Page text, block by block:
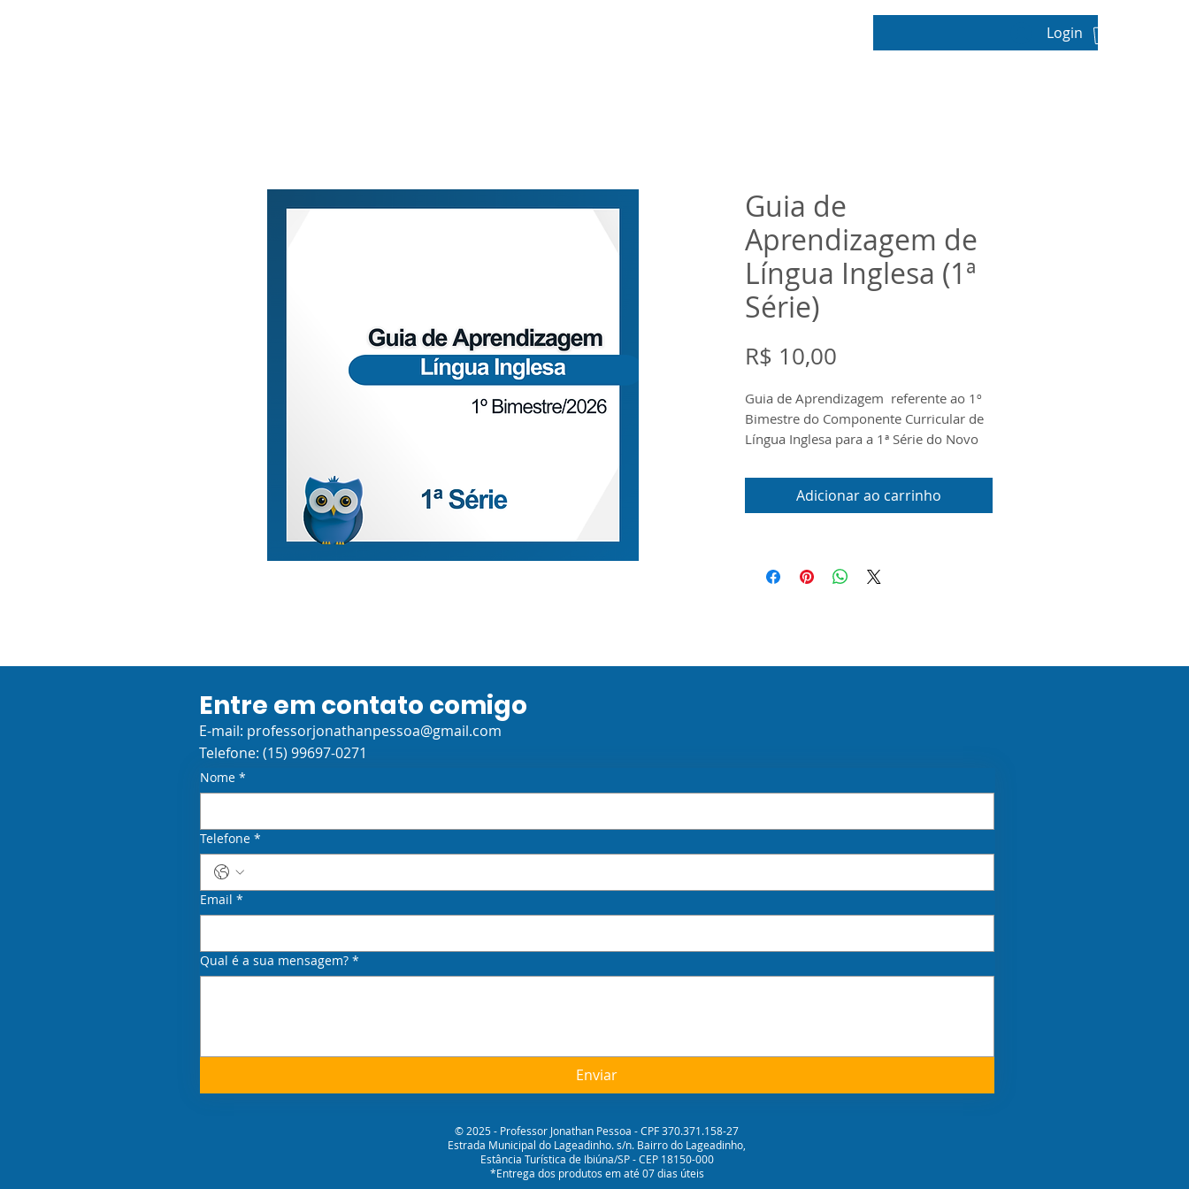
Login
Guia de
Aprendizagem de
Língua Inglesa (1ª
Série)
R$ 10,00
Guia de Aprendizagem referente ao 1º
Bimestre do Componente Curricular de
Língua Inglesa para a 1ª Série do Novo
produzido conforme Guia do Curriculo
Priorizado, o Escopo e o Material Digital
Adicionar ao carrinho
Entre em contato comigo
E-mail: professorjonathanpessoa@gmail.com
Telefone: (15) 99697-0271
Nome *
Telefone *
Email *
Qual é a sua mensagem? *
Enviar
© 2025 - Professor Jonathan Pessoa - CPF 370.371.158-27
Estrada Municipal do Lageadinho. s/n. Bairro do Lageadinho,
Estância Turística de Ibiúna/SP - CEP 18150-000
*Entrega dos produtos em até 07 dias úteis